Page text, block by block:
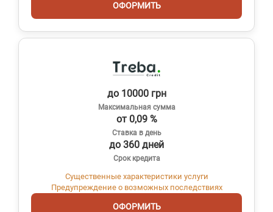
ОФОРМИТЬ
до 10000 грн
Максимальная сумма
от 0,09 %
Ставка в день
до 360 дней
Срок кредита
Существенные характеристики услуги
Предупреждение о возможных последствиях
ОФОРМИТЬ